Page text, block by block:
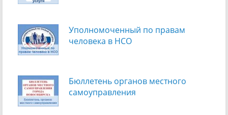
Уполномоченный по правам
человека в НСО
Бюллетень органов местного
самоуправления